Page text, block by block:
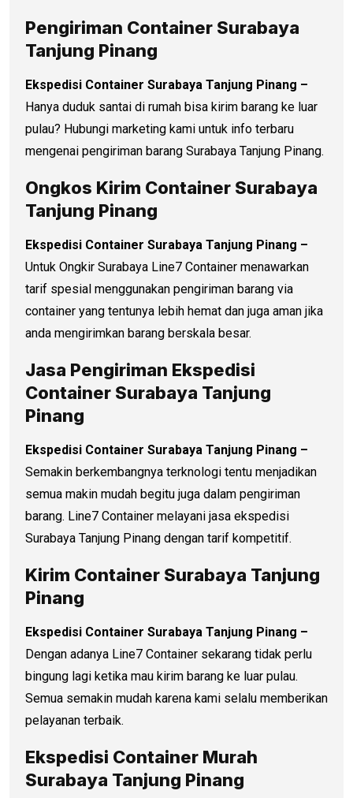
Pengiriman Container Surabaya
Tanjung Pinang
Ekspedisi Container Surabaya Tanjung Pinang –
Hanya duduk santai di rumah bisa kirim barang ke luar
pulau? Hubungi marketing kami untuk info terbaru
mengenai pengiriman barang Surabaya Tanjung Pinang.
Ongkos Kirim Container Surabaya
Tanjung Pinang
Ekspedisi Container Surabaya Tanjung Pinang –
Untuk Ongkir Surabaya Line7 Container menawarkan
tarif spesial menggunakan pengiriman barang via
container yang tentunya lebih hemat dan juga aman jika
anda mengirimkan barang berskala besar.
Jasa Pengiriman Ekspedisi
Container Surabaya Tanjung
Pinang
Ekspedisi Container Surabaya Tanjung Pinang –
Semakin berkembangnya terknologi tentu menjadikan
semua makin mudah begitu juga dalam pengiriman
barang. Line7 Container melayani jasa ekspedisi
Surabaya Tanjung Pinang dengan tarif kompetitif.
Kirim Container Surabaya Tanjung
Pinang
Ekspedisi Container Surabaya Tanjung Pinang –
Dengan adanya Line7 Container sekarang tidak perlu
bingung lagi ketika mau kirim barang ke luar pulau.
Semua semakin mudah karena kami selalu memberikan
pelayanan terbaik.
Ekspedisi Container Murah
Surabaya Tanjung Pinang